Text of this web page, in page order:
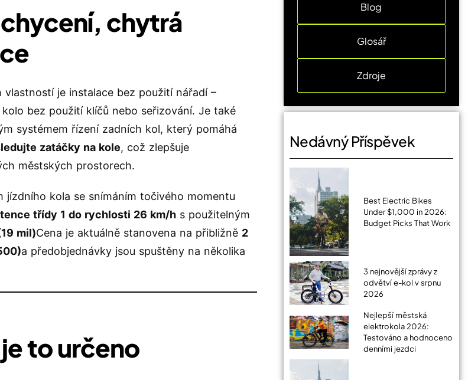
chytrá
vlastností je instalace bez použití nářadí –
bez použití klíčů nebo seřizování. Je také
systémem řízení zadních kol, který pomáhá
zatáčky na kole, což zlepšuje
městských prostorech.
jízdního kola se snímáním točivého momentu
třídy 1 do rychlosti 26 km/h s použitelným
mil)Cena je aktuálně stanovena na přibližně 2
a předobjednávky jsou spuštěny na několika
to určeno
Blog
Glosář
Zdroje
Nedávný Příspěvek
Best Electric Bikes
Under $1,000 in 2026:
Budget Picks That Work
3 nejnovější zprávy z
odvětví e-kol v srpnu
2026
Nejlepší městská
elektrokola 2026:
Testováno a hodnoceno
denními jezdci